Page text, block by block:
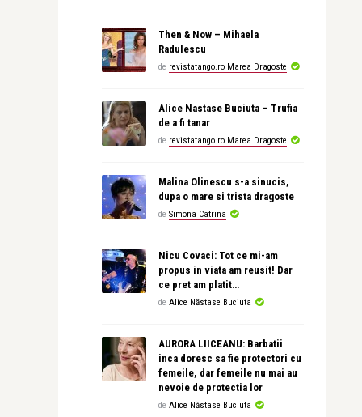
Then & Now – Mihaela
Radulescu
de revistatango.ro Marea Dragoste
Alice Nastase Buciuta – Trufia
de a fi tanar
de revistatango.ro Marea Dragoste
Malina Olinescu s-a sinucis,
dupa o mare si trista dragoste
de Simona Catrina
Nicu Covaci: Tot ce mi-am
propus in viata am reusit! Dar
ce pret am platit…
de Alice Năstase Buciuta
AURORA LIICEANU: Barbatii
inca doresc sa fie protectori cu
femeile, dar femeile nu mai au
nevoie de protectia lor
de Alice Năstase Buciuta